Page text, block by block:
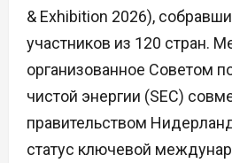
& Exhibition 2026),
участников из 120 стран.
организованное Советом
чистой энергии (SEC)
правительством
статус ключевой